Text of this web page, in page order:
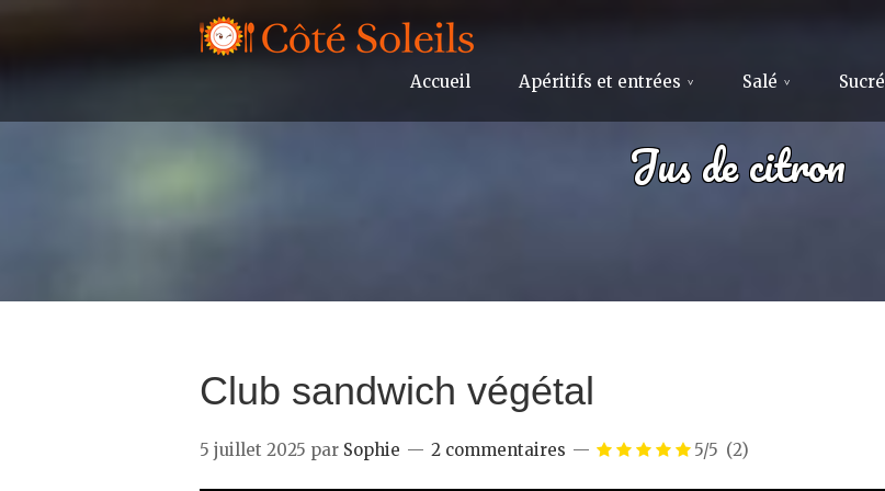
Accueil Apéritifs et entrées Salé Sucré
Jus de citron
Club sandwich végétal
5 juillet 2025 par Sophie 2 commentaires 5/5 (2)